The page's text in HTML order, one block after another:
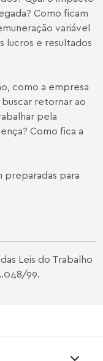
Como ficam
variável
lucros e resultados
como a empresa
retornar ao
pela
Como fica a
preparadas para
Leis do Trabalho
99.